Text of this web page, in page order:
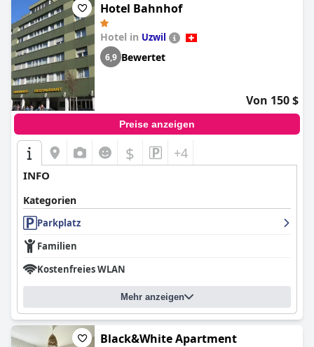
Hotel Bahnhof
Hotel in Uzwil
6,9 Bewertet
Von 150 $
Preise anzeigen
$ +4
INFO
Kategorien
Parkplatz
Familien
Kostenfreies WLAN
Mehr anzeigen
Black&White Apartment